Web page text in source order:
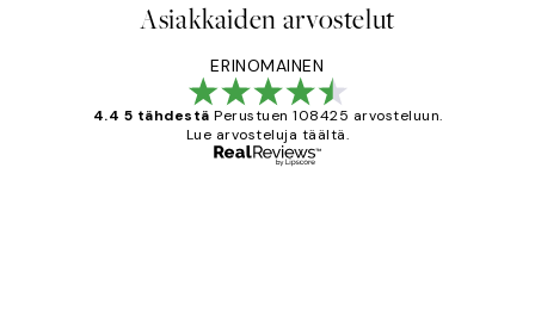
Asiakkaiden arvostelut
ERINOMAINEN
4.4 5 tähdestä Perustuen 108425 arvosteluun.
Lue arvosteluja täältä.